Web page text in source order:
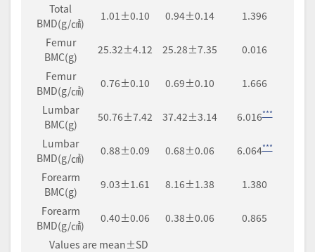
Total
BMD(g/㎠)
1.01±0.10 0.94±0.14
1.396
Femur
BMC(g)
25.32±4.12 25.28±7.35
0.016
Femur
BMD(g/㎠)
0.76±0.10 0.69±0.10
1.666
Lumbar
BMC(g)
50.76±7.42 37.42±3.14 6.016***
Lumbar
BMD(g/㎠)
0.88±0.09 0.68±0.06 6.064***
Forearm
BMC(g)
9.03±1.61 8.16±1.38
1.380
Forearm
BMD(g/㎠)
0.40±0.06 0.38±0.06
0.865
Values are mean±SD